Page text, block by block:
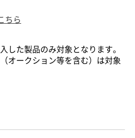
ちら
した製品のみ対象となります。
オークション等を含む）は対象